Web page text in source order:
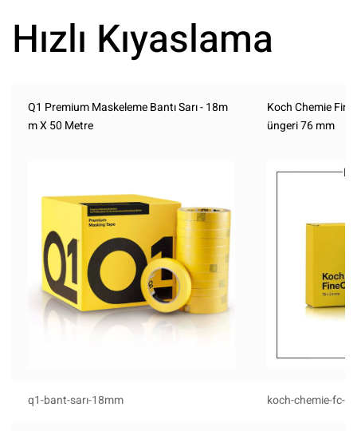
Hızlı Kıyaslama
Q1 Premium Maskeleme Bantı Sarı - 18m
m X 50 Metre
Koch Chemie
üngeri 76 mm
q1-bant-sarı-18mm koch-chemie-fc-76